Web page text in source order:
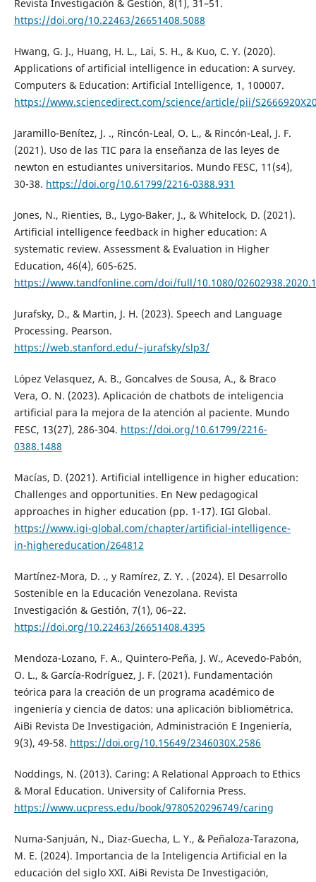
Revista Investigación & Gestión, 8(1), 31–51.
https://doi.org/10.22463/26651408.5088
Hwang, G. J., Huang, H. L., Lai, S. H., & Kuo, C. Y. (2020).
Applications of artificial intelligence in education: A survey.
Computers & Education: Artificial Intelligence, 1, 100007.
https://www.sciencedirect.com/science/article/pii/
Jaramillo-Benítez, J. ., Rincón-Leal, O. L., & Rincón-Leal, J. F.
(2021). Uso de las TIC para la enseñanza de las leyes de
newton en estudiantes universitarios. Mundo FESC, 11(s4),
30-38. https://doi.org/10.61799/2216-0388.931
Jones, N., Rienties, B., Lygo-Baker, J., & Whitelock, D. (2021).
Artificial intelligence feedback in higher education: A
systematic review. Assessment & Evaluation in Higher
Education, 46(4), 605-625.
https://www.tandfonline.com/doi/full/10.1080/
Jurafsky, D., & Martin, J. H. (2023). Speech and Language
Processing. Pearson.
https://web.stanford.edu/~jurafsky/slp3/
López Velasquez, A. B., Goncalves de Sousa, A., & Braco
Vera, O. N. (2023). Aplicación de chatbots de inteligencia
artificial para la mejora de la atención al paciente. Mundo
FESC, 13(27), 286-304. https://doi.org/10.61799/2216-
0388.1488
Macías, D. (2021). Artificial intelligence in higher education:
Challenges and opportunities. En New pedagogical
approaches in higher education (pp. 1-17). IGI Global.
https://www.igi-global.com/chapter/artificial-intelligence-
in-highereducation/264812
Martínez-Mora, D. ., y Ramírez, Z. Y. . (2024). El Desarrollo
Sostenible en la Educación Venezolana. Revista
Investigación & Gestión, 7(1), 06–22.
https://doi.org/10.22463/26651408.4395
Mendoza-Lozano, F. A., Quintero-Peña, J. W., Acevedo-Pabón,
O. L., & García-Rodríguez, J. F. (2021). Fundamentación
teórica para la creación de un programa académico de
ingeniería y ciencia de datos: una aplicación bibliométrica.
AiBi Revista De Investigación, Administración E Ingeniería,
9(3), 49-58. https://doi.org/10.15649/2346030X.2586
Noddings, N. (2013). Caring: A Relational Approach to Ethics
& Moral Education. University of California Press.
https://www.ucpress.edu/book/9780520296749/caring
Numa-Sanjuán, N., Diaz-Guecha, L. Y., & Peñaloza-Tarazona,
M. E. (2024). Importancia de la Inteligencia Artificial en la
educación del siglo XXI. AiBi Revista De Investigación,